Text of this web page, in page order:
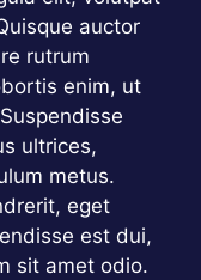
auctor
rutrum
enim, ut
ultrices,
metus.
eget
est dui,
sit amet odio.